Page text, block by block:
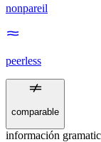
nonpareil
peerless
comparable
información